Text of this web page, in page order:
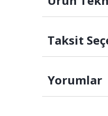
Taksit
Yorumlar